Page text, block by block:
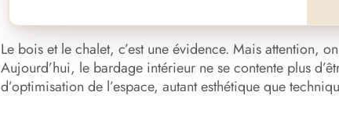
Le bois et le chalet, c’est une évidence. Mais attention,
Aujourd’hui, le bardage intérieur ne se contente plus
d’optimisation de l’espace, autant esthétique que